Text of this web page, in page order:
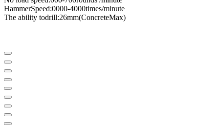
HammerSpeed​​:0000-4000times/minute
The ability todrill:26mm(ConcreteMax)